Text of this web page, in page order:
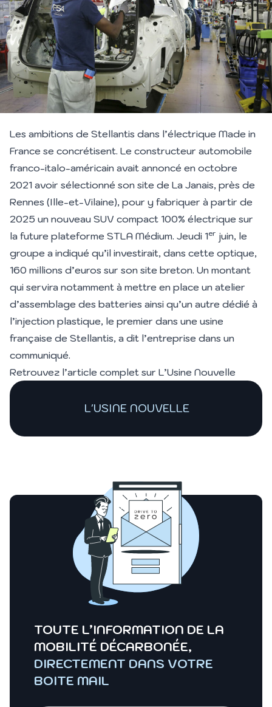
Les ambitions de Stellantis dans l’électrique Made in
France se concrétisent. Le constructeur automobile
franco-italo-américain avait annoncé en octobre
2021 avoir sélectionné son site de La Janais, près de
Rennes (Ille-et-Vilaine), pour y fabriquer à partir de
2025 un nouveau SUV compact 100% électrique sur
la future plateforme STLA Médium. Jeudi 1er juin, le
groupe a indiqué qu’il investirait, dans cette optique,
160 millions d’euros sur son site breton. Un montant
qui servira notamment à mettre en place un atelier
d’assemblage des batteries ainsi qu’un autre dédié à
l’injection plastique, le premier dans une usine
française de Stellantis, a dit l’entreprise dans un
communiqué.
Retrouvez l’article complet sur L’Usine Nouvelle
L'USINE NOUVELLE
TOUTE L’INFORMATION DE LA
MOBILITÉ DÉCARBONÉE,
DIRECTEMENT DANS VOTRE
BOITE MAIL